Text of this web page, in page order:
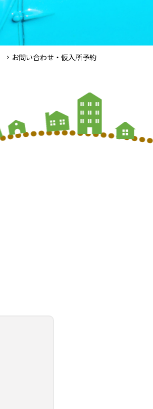
お問い合わせ・仮入所予約